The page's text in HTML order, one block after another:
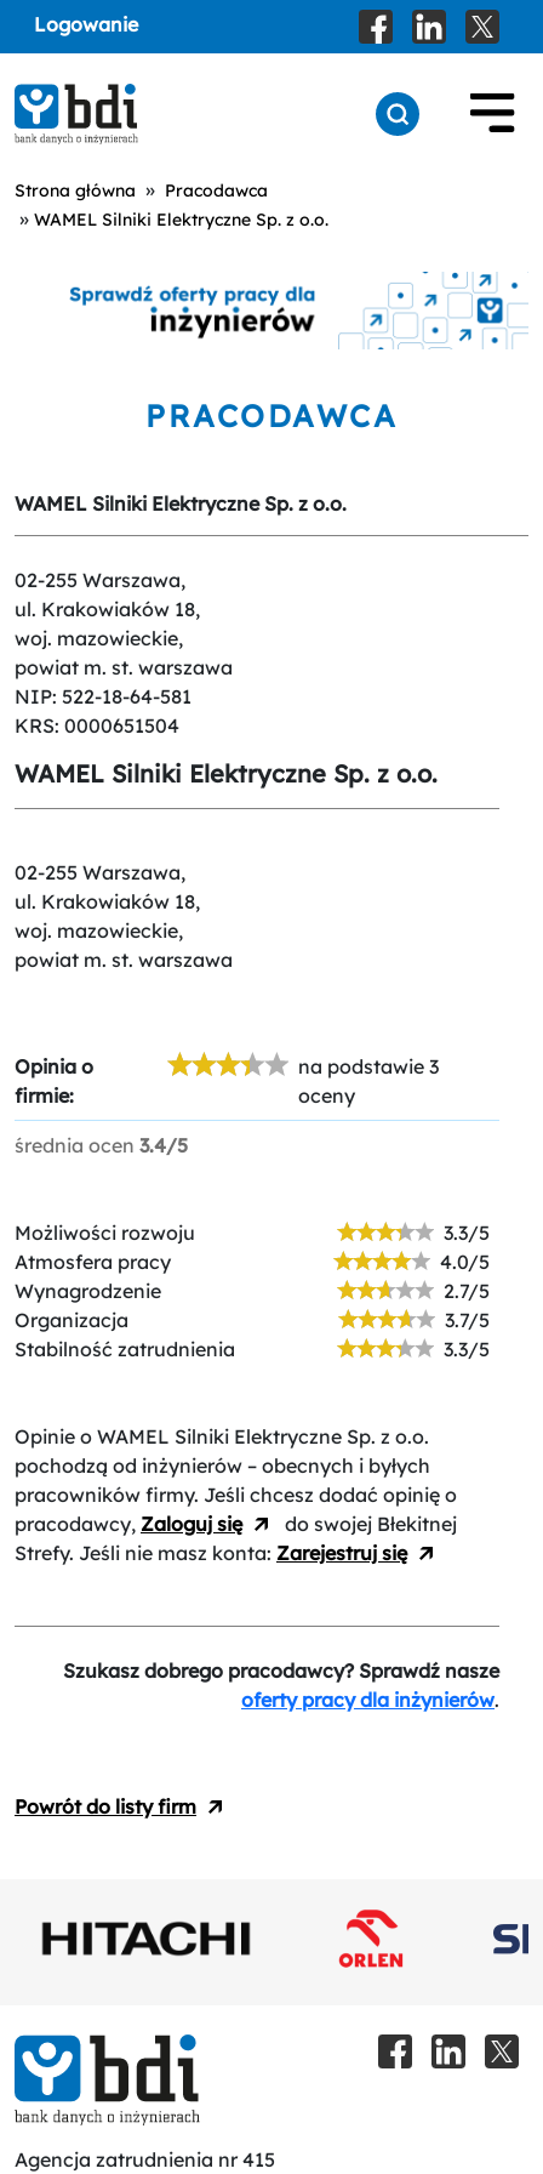
Logowanie
Strona główna » Pracodawca
» WAMEL Silniki Elektryczne Sp. z o.o.
PRACODAWCA
WAMEL Silniki Elektryczne Sp. z o.o.
02-255 Warszawa,
ul. Krakowiaków 18,
woj. mazowieckie,
powiat m. st. warszawa
NIP: 522-18-64-581
KRS: 0000651504
WAMEL Silniki Elektryczne Sp. z o.o.
02-255 Warszawa,
ul. Krakowiaków 18,
woj. mazowieckie,
powiat m. st. warszawa
Opinia o
firmie:
na podstawie 3
oceny
średnia ocen 3.4/5
Możliwości rozwoju
3.3/5
Atmosfera pracy
4.0/5
Wynagrodzenie
2.7/5
Organizacja
3.7/5
Stabilność zatrudnienia
3.3/5
Opinie o WAMEL Silniki Elektryczne Sp. z o.o.
pochodzą od inżynierów – obecnych i byłych
pracowników firmy. Jeśli chcesz dodać opinię o
pracodawcy, Zaloguj się
do swojej Błekitnej
Strefy. Jeśli nie masz konta: Zarejestruj się
Szukasz dobrego pracodawcy? Sprawdź nasze
oferty pracy dla inżynierów.
Powrót do listy firm
Agencja zatrudnienia nr 415